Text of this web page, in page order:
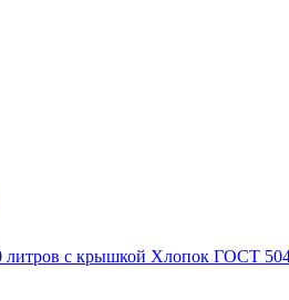
литров с крышкой Хлопок ГОСТ